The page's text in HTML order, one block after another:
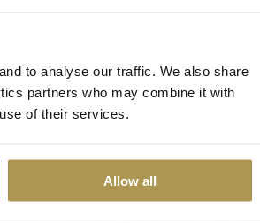
to analyse our traffic. We also share
partners who may combine it with
of their services.
Allow all